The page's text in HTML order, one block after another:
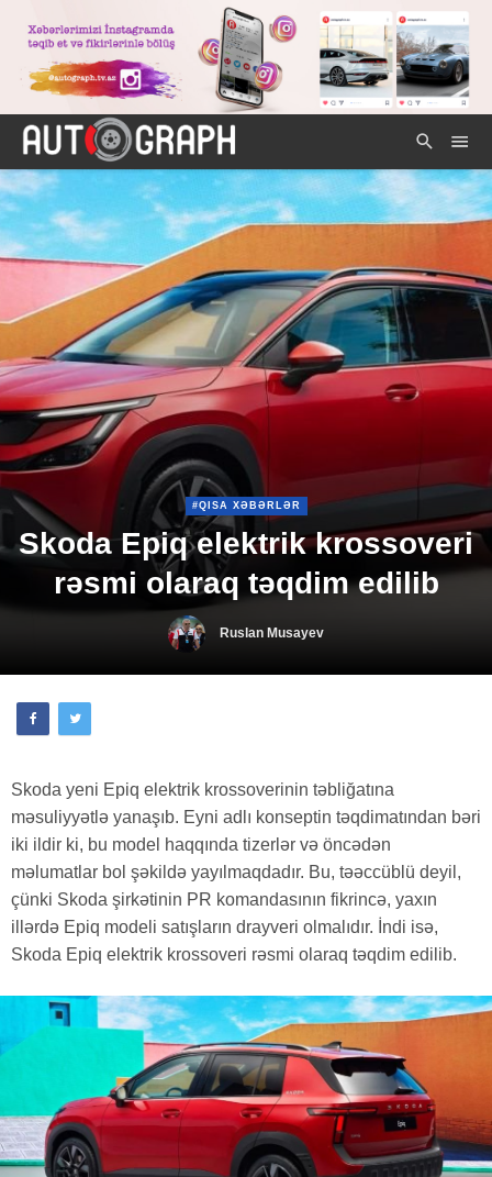
#QISA XƏBƏRLƏR
Skoda Epiq elektrik krossoveri
rəsmi olaraq təqdim edilib
Ruslan Musayev
Skoda yeni Epiq elektrik krossoverinin təbliğatına
məsuliyyətlə yanaşıb. Eyni adlı konseptin təqdimatından bəri
iki ildir ki, bu model haqqında tizerlər və öncədən
məlumatlar bol şəkildə yayılmaqdadır. Bu, təəccüblü deyil,
çünki Skoda şirkətinin PR komandasının fikrincə, yaxın
illərdə Epiq modeli satışların drayveri olmalıdır. İndi isə,
Skoda Epiq elektrik krossoveri rəsmi olaraq təqdim edilib.